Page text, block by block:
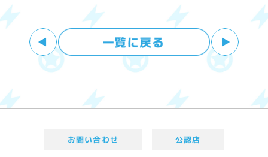
お問い合わせ 公認店